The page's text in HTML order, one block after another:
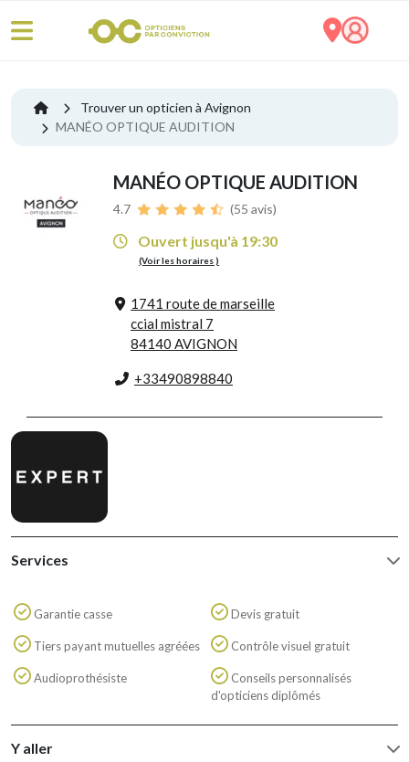
Trouver un opticien à Avignon
MANÉO OPTIQUE AUDITION
MANÉO OPTIQUE AUDITION
4.7 (55 avis)
Ouvert jusqu'à 19:30
(Voir les horaires )
1741 route de marseille
ccial mistral 7
84140 AVIGNON
+33490898840
Services
Garantie casse
Tiers payant mutuelles agréées
Audioprothésiste
Devis gratuit
Contrôle visuel gratuit
Conseils personnalisés
d'opticiens diplômés
Y aller